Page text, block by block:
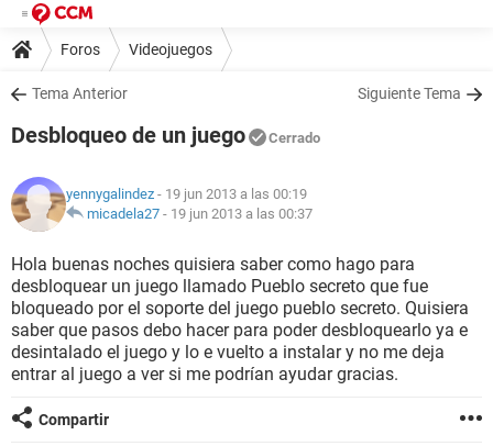
Foros Videojuegos
Tema Anterior Siguiente Tema
Desbloqueo de un juego Cerrado
yennygalindez - 19 jun 2013 a las 00:19
micadela27 - 19 jun 2013 a las 00:37
Hola buenas noches quisiera saber como hago para
desbloquear un juego llamado Pueblo secreto que fue
bloqueado por el soporte del juego pueblo secreto. Quisiera
saber que pasos debo hacer para poder desbloquearlo ya e
desintalado el juego y lo e vuelto a instalar y no me deja
entrar al juego a ver si me podrían ayudar gracias.
Compartir